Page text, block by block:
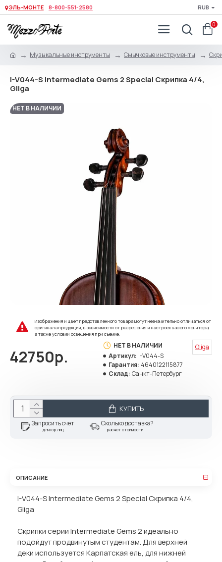
ЭЛЬ-МОНТЕ 8-800-551-2580 RUB
0
Музыкальные инструменты Смычковые инструменты
I-V044-S Intermediate Gems 2 Special Скрипка 4/4,
Gliga
НЕТ В НАЛИЧИИ
Изображения и цвет представленного товара могут незначительно отличаться от
оригинала продукции, в зависимости от разрешения и настроек вашего монитора,
а также условий освещения при съемке.
42750р.
НЕТ В НАЛИЧИИ
Артикул: I-V044-S
Гарантия: 4640122115877
Склад: Санкт-Петербург
Gliga
КУПИТЬ
Запросить счет
для юр.лиц
Сколько доставка?
расчет стоимости
ОПИСАНИЕ
I-V044-S Intermediate Gems 2 Special Скрипка 4/4,
Gliga
Скрипки серии Intermediate Gems 2 идеально
подойдут продвинутым студентам. Для верхней
деки используется Карпатская ель, для нижней